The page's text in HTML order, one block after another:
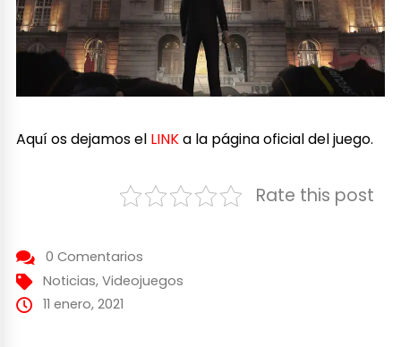
Aquí os dejamos el LINKa la página oficial del juego.
Rate this post
0 Comentarios
Noticias, Videojuegos
11 enero, 2021